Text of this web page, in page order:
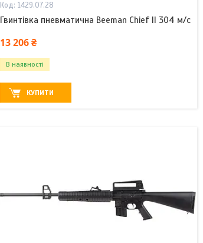
1429.07.28
Гвинтівка пневматична Beeman Chief II 304 м/с
13 206 ₴
В наявності
КУПИТИ